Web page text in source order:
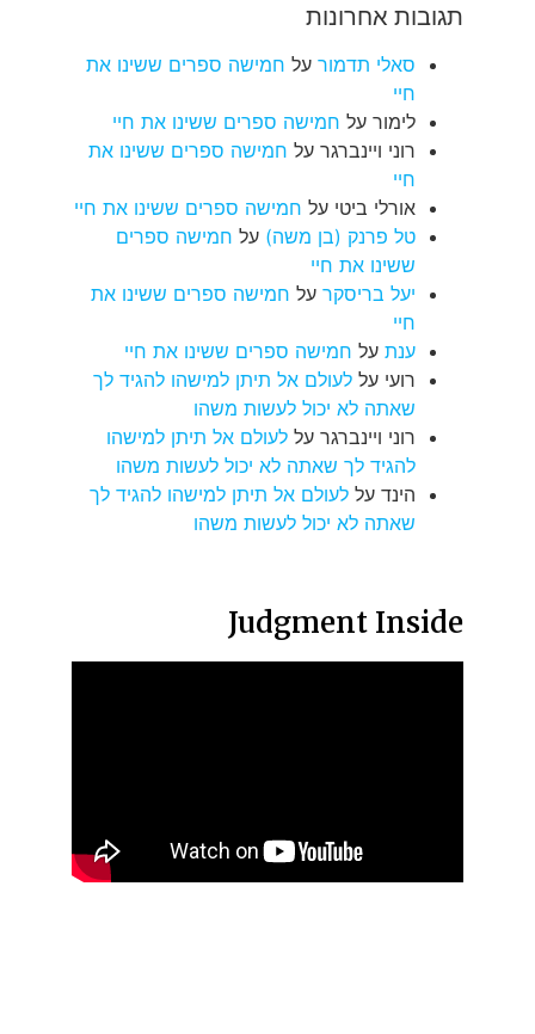
תגובות אחרונות
סאלי תדמור על חמישה ספרים ששינו את
חיי
לימור על חמישה ספרים ששינו את חיי
רוני ויינברגר על חמישה ספרים ששינו את
חיי
אורלי ביטי על חמישה ספרים ששינו את חיי
טל פרנק (בן משה) על חמישה ספרים
ששינו את חיי
יעל בריסקר על חמישה ספרים ששינו את
חיי
ענת על חמישה ספרים ששינו את חיי
רועי על לעולם אל תיתן למישהו להגיד לך
שאתה לא יכול לעשות משהו
רוני ויינברגר על לעולם אל תיתן למישהו
להגיד לך שאתה לא יכול לעשות משהו
הינד על לעולם אל תיתן למישהו להגיד לך
שאתה לא יכול לעשות משהו
Judgment Inside